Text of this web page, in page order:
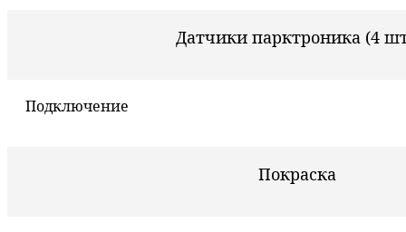
Датчики парктроника (4
Подключение
Покраска